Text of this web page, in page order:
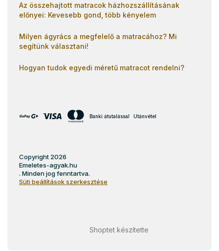
Az összehajtott matracok házhozszállításának
előnyei: Kevesebb gond, több kényelem
Milyen ágyrács a megfelelő a matracához? Mi
segítünk választani!
Hogyan tudok egyedi méretű matracot rendelni?
Banki átutalással Utánvétel
Shoptet készítette
Copyright 2026
Emeletes-agyak.hu
. Minden jog fenntartva.
Süti beállítások szerkesztése